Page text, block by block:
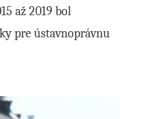
až 2019 bol
pre ústavnoprávnu